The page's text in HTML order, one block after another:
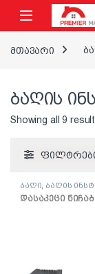
ნავიგაციაზე
შინაარსზე
მთავარი
ბაღის
Showing all 9
ბაღი, ბაღის
დასაკეცი